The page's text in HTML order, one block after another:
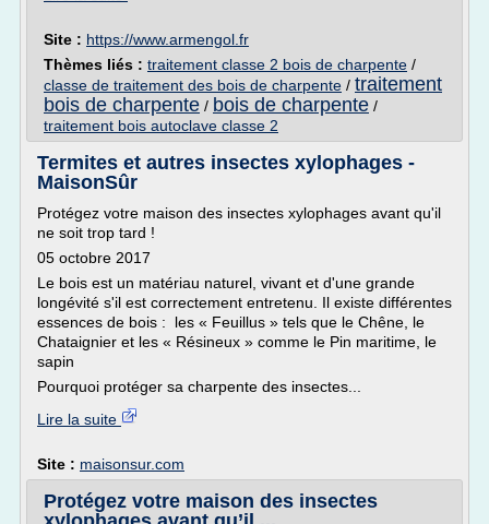
Site : https://www.armengol.fr
Thèmes liés : traitement classe 2 bois de charpente /
classe de traitement des bois de charpente / traitement
bois de charpente / bois de charpente /
traitement bois autoclave classe 2
Termites et autres insectes xylophages -
MaisonSûr
Protégez votre maison des insectes xylophages avant qu'il
ne soit trop tard !
05 octobre 2017
Le bois est un matériau naturel, vivant et d'une grande
longévité s'il est correctement entretenu. Il existe différentes
essences de bois : les « Feuillus » tels que le Chêne, le
Chataignier et les « Résineux » comme le Pin maritime, le
sapin
Pourquoi protéger sa charpente des insectes...
Lire la suite
Site : maisonsur.com
Protégez votre maison des insectes